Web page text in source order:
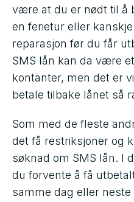
være at du er nødt til å
en ferietur eller
reparasjon før du får
SMS lån kan da være
kontanter, men det er
betale tilbake lånet så
Som med de fleste
det få restriksjoner og
søknad om SMS lån. I
du forvente å få
samme dag eller